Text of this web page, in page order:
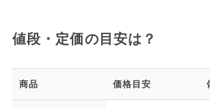
値段・定価の目安は？
商品 価格目安